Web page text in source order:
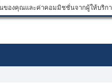
องคุณและค่าคอมมิชชั่นจากผู้ให้บริก